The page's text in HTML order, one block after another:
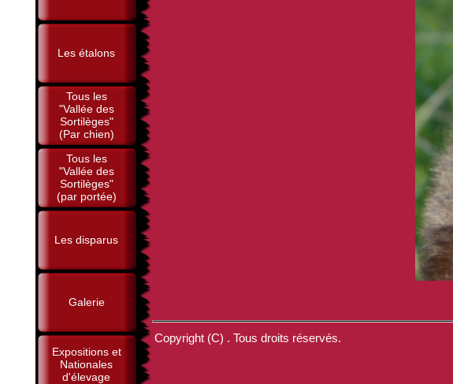
Les étalons
Tous les
"Vallée des
Sortilèges"
(Par chien)
Tous les
"Vallée des
Sortilèges"
(par portée)
Les disparus
Galerie
Expositions et
Nationales
d'élevage
Copyright (C) . Tous droits réservés.